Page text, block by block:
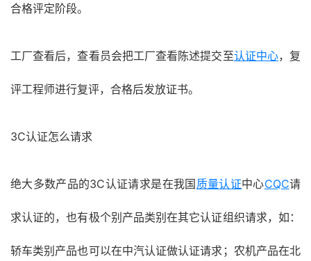
合格评定阶段。
工厂查看后，查看员会把工厂查看陈述提交至认证中心，复
评工程师进行复评，合格后发放证书。
3C认证怎么请求
绝大多数产品的3C认证请求是在我国 质量认证中心CQC请
求认证的，也有极个别产品类别在其它认证组织请求，如：
轿车类别产品也可以在中汽认证做认证请求；农机产品在北